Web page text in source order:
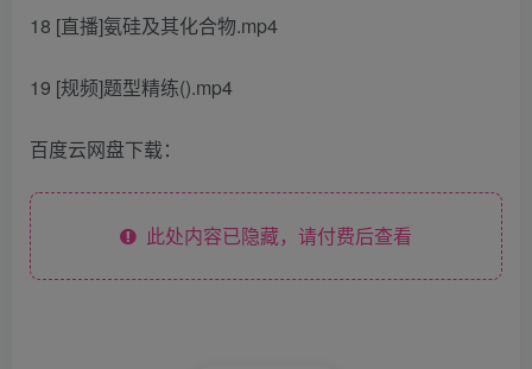
18 [直播]氨硅及其化合物.mp4
19 [规频]题型精练().mp4
百度云网盘下载：
此处内容已隐藏，请付费后查看